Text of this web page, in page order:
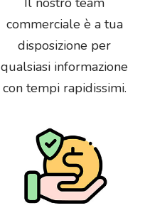
commerciale è a tua
disposizione per
qualsiasi informazione
con tempi rapidissimi.